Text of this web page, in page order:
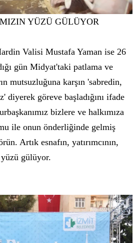
YÜZÜ GÜLÜYOR
Valisi Mustafa Yaman ise 26
gün Midyat'taki patlama ve
mutsuzluğuna karşın 'sabredin,
diyerek göreve başladığını ifade
bizlere ve halkımıza
ile onun önderliğinde gelmiş
Artık esnafın, yatırımcının,
yüzü gülüyor.